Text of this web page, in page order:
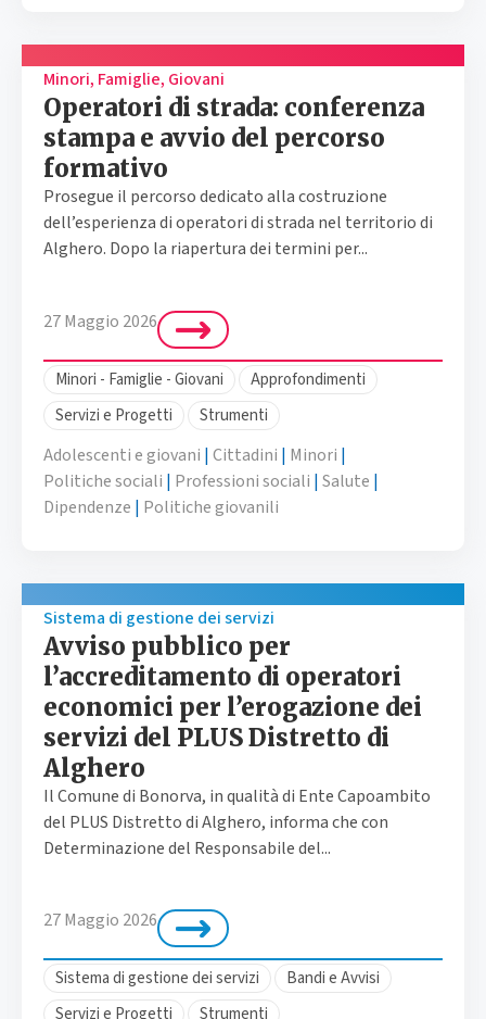
Minori, Famiglie, Giovani
Operatori di strada: conferenza
stampa e avvio del percorso
formativo
Prosegue il percorso dedicato alla costruzione
dell’esperienza di operatori di strada nel territorio di
Alghero. Dopo la riapertura dei termini per...
27 Maggio 2026
Minori - Famiglie - Giovani
Approfondimenti
Servizi e Progetti
Strumenti
Adolescenti e giovani |Cittadini | Minori |
Politiche sociali | Professioni sociali |Salute |
Dipendenze | Politiche giovanili
Sistema di gestione dei servizi
Avviso pubblico per
l’accreditamento di operatori
economici per l’erogazione dei
servizi del PLUS Distretto di
Alghero
Il Comune di Bonorva, in qualità di Ente Capoambito
del PLUS Distretto di Alghero, informa che con
Determinazione del Responsabile del...
27 Maggio 2026
Sistema di gestione dei servizi
Bandi e Avvisi
Servizi e Progetti
Strumenti